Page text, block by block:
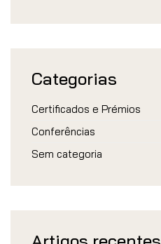
Categorias
Certificados e Prémios
Conferências
Sem categoria